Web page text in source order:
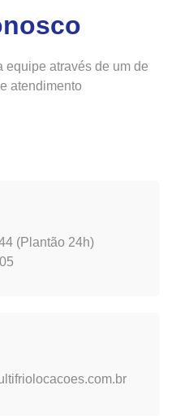
equipe através de um de
atendimento
(Plantão 24h)